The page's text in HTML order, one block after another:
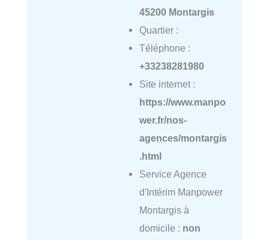
45200 Montargis
Quartier :
Téléphone :
+33238281980
Site internet :
https://www.manpo
wer.fr/nos-
agences/montargis
.html
Service Agence
d'Intérim Manpower
Montargis à
domicile : non